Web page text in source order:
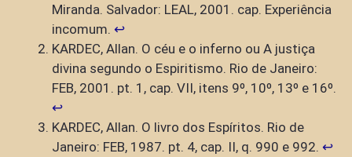
Miranda. Salvador: LEAL, 2001. cap. Experiência
incomum. ↩︎
KARDEC, Allan. O céu e o inferno ou A justiça
divina segundo o Espiritismo. Rio de Janeiro:
FEB, 2001. pt. 1, cap. VII, itens 9º, 10º, 13º e 16º.
↩︎
KARDEC, Allan. O livro dos Espíritos. Rio de
Janeiro: FEB, 1987. pt. 4, cap. II, q. 990 e 992. ↩︎